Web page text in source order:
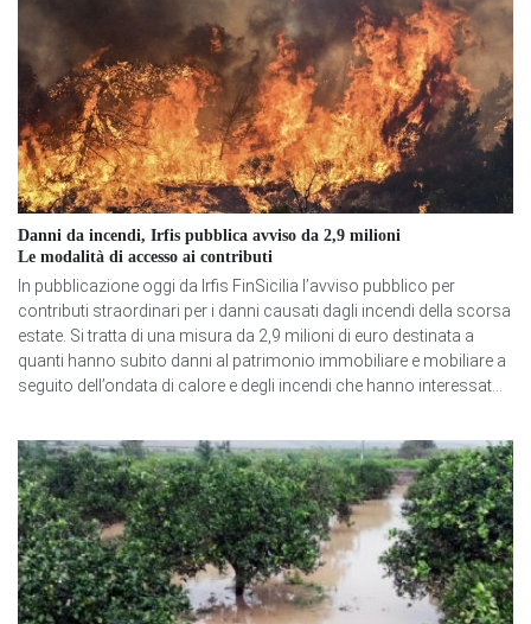
Danni da incendi, Irfis pubblica avviso da 2,9 milioni
Le modalità di accesso ai contributi
In pubblicazione oggi da Irfis FinSicilia l’avviso pubblico per
contributi straordinari per i danni causati dagli incendi della scorsa
estate. Si tratta di una misura da 2,9 milioni di euro destinata a
quanti hanno subito danni al patrimonio immobiliare e mobiliare a
seguito dell’ondata di calore e degli incendi che hanno interessat...